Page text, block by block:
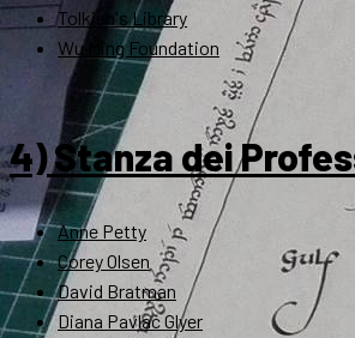
Tolkien's Library
Wu Ming Foundation
4) Stanza dei
Anne Petty
Corey Olsen
David Bratman
Diana Pavlac Glyer